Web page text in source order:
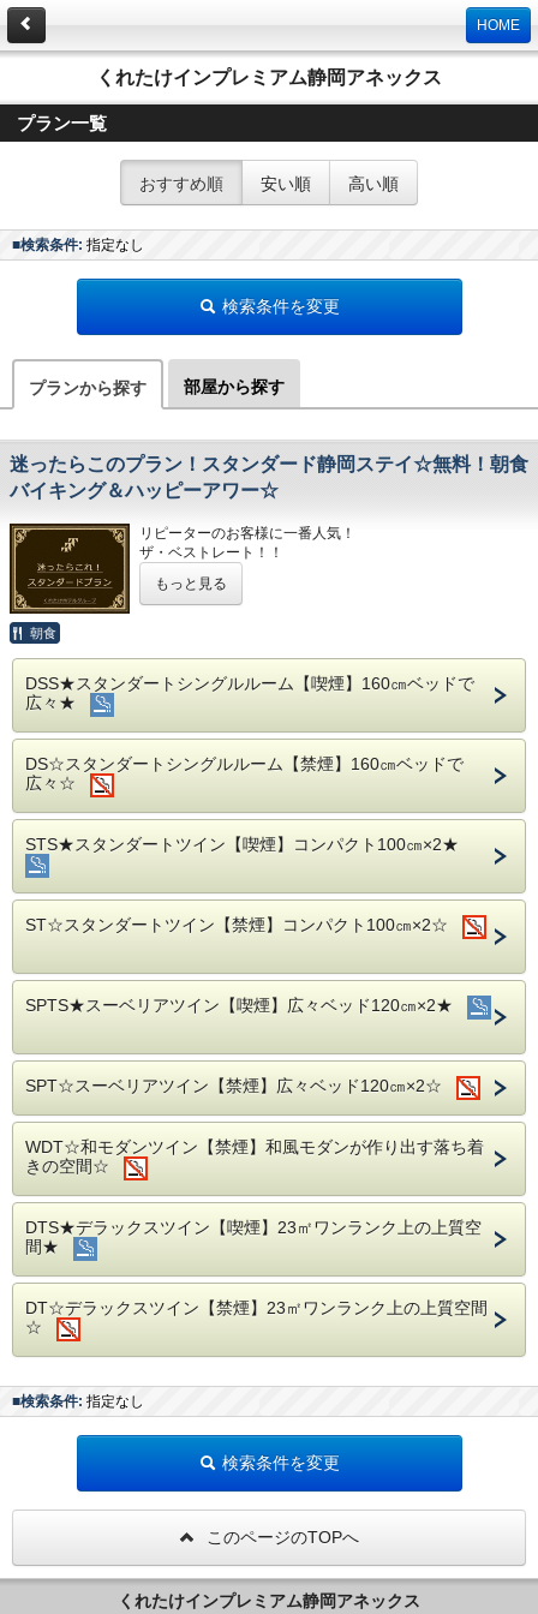
HOME
くれたけインプレミアム静岡アネックス
プラン一覧
おすすめ順 安い順 高い順
■検索条件: 指定なし
検索条件を変更
プランから探す 部屋から探す
迷ったらこのプラン！スタンダード静岡ステイ☆無料！朝食
バイキング＆ハッピーアワー☆
リピーターのお客様に一番人気！
ザ・ベストレート！！
■当館が選ばれる理由■
・男女別浴場完備
・ホテル敷地内に平面駐車場29台完備（有料）
・富士山静岡空港より車で45分
（空港⇔JR静岡駅 シャトルバスあり約50分）
・静岡鉄道新静岡駅より徒歩9分
・東名静岡ICより車で13分
・新東名新静岡ICより車で24分
駿府城公園（徒歩で20分）、静岡浅間神社（お車で9分）、
グランシップ（お車で7分）
ツインメッセ静岡（お車で6分）、 日本平夢テラス（お車
久能山東昭宮（お車で20分）、世界遺産三保の松原（お車
エスパルスドリームプラザ（お車で30分）
【駐車場に関して】
◆ホテル駐車場（平面／ホテルに隣接しています）
1泊 1台 ￥800 （15：00～翌10：00）
当日先着順（※予約不可）でのご案内となります。
お車の出し入れはできますが、駐車場の確保はできませんの
でご了承ください。
満車の際は、提携駐車場へご案内させていただきます。
◆提携先駐車場（タイムズ24 黒金町店 のみ となります）
1泊 1台 ￥800 （15：00～翌11：00）
精算機にて駐車券を発券し、フロントにお持ち下さい。
■キャンセル料規定■
■領収証に関して■
・領収証・明細には「宿泊料金」の記載をさせていただきま
・様式がご希望に添えない場合は私製領収証の発行も可能で
ございます。
・事前決済・後日請求の場合は領収証の発行は出来かねます
ので予めご了承ください。
もっと見る
朝食
DSS★スタンダートシングルルーム【喫煙】160㎝ベッドで
広々★
DS☆スタンダートシングルルーム【禁煙】160㎝ベッドで
広々☆
STS★スタンダートツイン【喫煙】コンパクト100㎝×2★
ST☆スタンダートツイン【禁煙】コンパクト100㎝×2☆
SPTS★スーベリアツイン【喫煙】広々ベッド120㎝×2★
SPT☆スーベリアツイン【禁煙】広々ベッド120㎝×2☆
WDT☆和モダンツイン【禁煙】和風モダンが作り出す落ち着
きの空間☆
DTS★デラックスツイン【喫煙】23㎡ワンランク上の上質空
間★
DT☆デラックスツイン【禁煙】23㎡ワンランク上の上質空間
☆
■検索条件: 指定なし
検索条件を変更
このページのTOPへ
くれたけインプレミアム静岡アネックス